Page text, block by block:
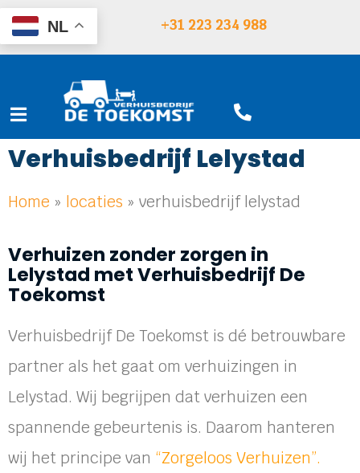
NL +31 223 234 988
Verhuisbedrijf Lelystad
Home » locaties » verhuisbedrijf lelystad
Verhuizen zonder zorgen in
Lelystad met Verhuisbedrijf De
Toekomst
Verhuisbedrijf De Toekomst is dé betrouwbare
partner als het gaat om verhuizingen in
Lelystad. Wij begrijpen dat verhuizen een
spannende gebeurtenis is. Daarom hanteren
wij het principe van “Zorgeloos Verhuizen”.